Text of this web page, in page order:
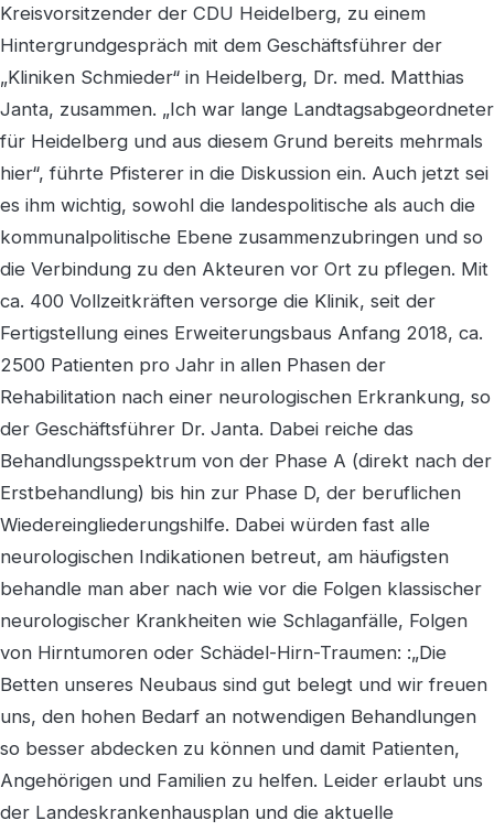
Kreisvorsitzender der CDU Heidelberg, zu einem
Hintergrundgespräch mit dem Geschäftsführer der
„Kliniken Schmieder“ in Heidelberg, Dr. med. Matthias
Janta, zusammen. „Ich war lange Landtagsabgeordneter
für Heidelberg und aus diesem Grund bereits mehrmals
hier“, führte Pfisterer in die Diskussion ein. Auch jetzt sei
es ihm wichtig, sowohl die landespolitische als auch die
kommunalpolitische Ebene zusammenzubringen und so
die Verbindung zu den Akteuren vor Ort zu pflegen. Mit
ca. 400 Vollzeitkräften versorge die Klinik, seit der
Fertigstellung eines Erweiterungsbaus Anfang 2018, ca.
2500 Patienten pro Jahr in allen Phasen der
Rehabilitation nach einer neurologischen Erkrankung, so
der Geschäftsführer Dr. Janta. Dabei reiche das
Behandlungsspektrum von der Phase A (direkt nach der
Erstbehandlung) bis hin zur Phase D, der beruflichen
Wiedereingliederungshilfe. Dabei würden fast alle
neurologischen Indikationen betreut, am häufigsten
behandle man aber nach wie vor die Folgen klassischer
neurologischer Krankheiten wie Schlaganfälle, Folgen
von Hirntumoren oder Schädel-Hirn-Traumen: :„Die
Betten unseres Neubaus sind gut belegt und wir freuen
uns, den hohen Bedarf an notwendigen Behandlungen
so besser abdecken zu können und damit Patienten,
Angehörigen und Familien zu helfen. Leider erlaubt uns
der Landeskrankenhausplan und die aktuelle